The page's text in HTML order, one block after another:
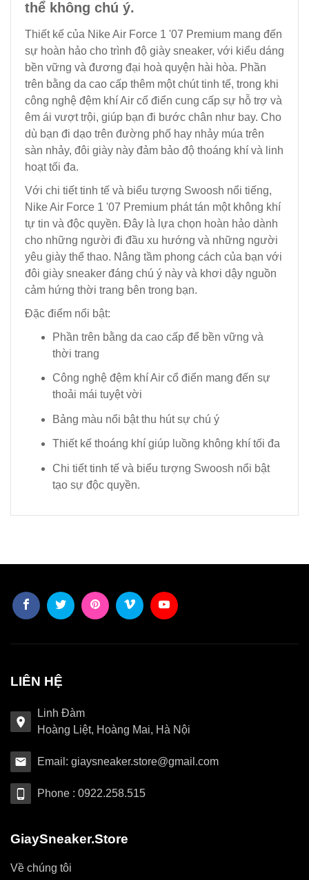
thể không chú ý.
Thiết kế của Nike Air Force 1 '07 Premium mang đến
sự hoàn hảo cho trình độ giày sneaker, với kiểu dáng
bền vững và đương đại hoà quyện hài hòa. Phần
trên bằng da cao cấp thêm một chút tinh tế, trong khi
công nghệ đệm khí Air cổ điển cung cấp sự hỗ trợ và
êm ái vượt trội, giúp bạn đi bước chân như bay. Cho
dù bạn đi dạo trên đường phố hay nhảy múa trên
sàn nhảy, đôi giày này đảm bảo độ thoáng khí và linh
hoạt tối đa.
Với chi tiết tinh tế và biểu tượng Swoosh nổi tiếng,
Nike Air Force 1 '07 Premium phát tán một không khí
tự tin và độc quyền. Đây là lựa chọn hoàn hảo dành
cho những người đi đầu xu hướng và những người
yêu giày thể thao. Nâng tầm phong cách của bạn với
đôi giày sneaker đáng chú ý này và khơi dậy nguồn
cảm hứng thời trang bên trong bạn.
Đặc điểm nổi bật:
Phần trên bằng da cao cấp để bền vững và
thời trang
Công nghệ đệm khí Air cổ điển mang đến sự
thoải mái tuyệt vời
Bảng màu nổi bật thu hút sự chú ý
Thiết kế thoáng khí giúp luồng không khí tối đa
Chi tiết tinh tế và biểu tượng Swoosh nổi bật
tạo sự độc quyền.
LIÊN HỆ
Linh Đàm
Hoàng Liệt, Hoàng Mai, Hà Nội
Email: giaysneaker.store@gmail.com
Phone : 0922.258.515
GiaySneaker.Store
Về chúng tôi